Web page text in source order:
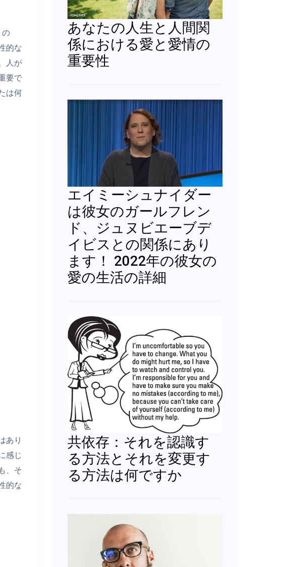
の
的な
人が
要で
は何
あり
感じ
、そ
的な
あなたの人生と人間関
係における愛と愛情の
重要性
エイミーシュナイダー
は彼女のガールフレン
ド、ジュヌビエーブデ
イビスとの関係にあり
ます！ 2022年の彼女の
愛の生活の詳細
共依存：それを認識す
る方法とそれを変更す
る方法は何ですか